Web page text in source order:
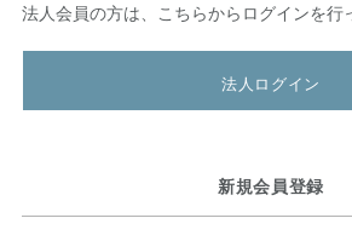
法人会員の方は、こちらからログインを行
法人ログイン
新規会員登録